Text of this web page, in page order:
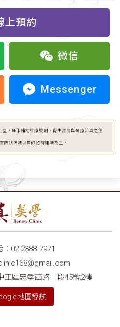
上預約
微信
Messenger
，僅作輔助診療說明、衛生教育與醫療知識之使
際狀況請以醫師諮詢建議為主。
02-2388-7971
正區忠孝西路一段45號2樓
地圖導航